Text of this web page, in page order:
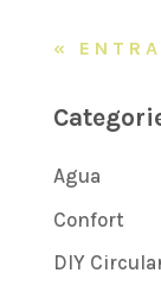
«
Agua
Confort
DIY